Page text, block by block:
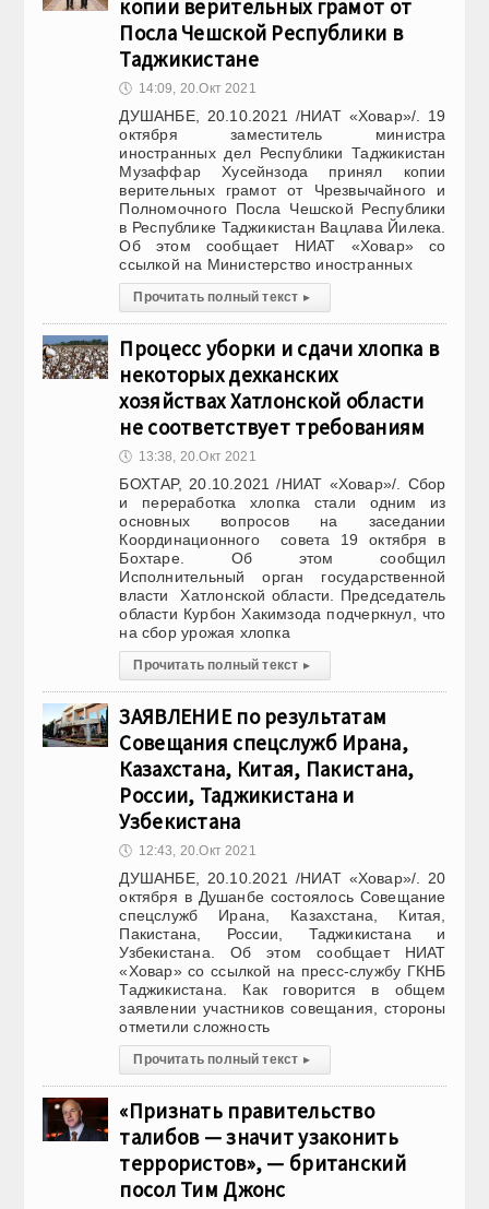
копии верительных грамот от
Посла Чешской Республики в
Таджикистане
🕔 14:09, 20.Окт 2021
ДУШАНБЕ, 20.10.2021 /НИАТ «Ховар»/. 19
октября заместитель министра
иностранных дел Республики Таджикистан
Музаффар Хусейнзода принял копии
верительных грамот от Чрезвычайного и
Полномочного Посла Чешской Республики
в Республике Таджикистан Вацлава Йилека.
Об этом сообщает НИАТ «Ховар» со
ссылкой на Министерство иностранных
Прочитать полный текст ▸
Процесс уборки и сдачи хлопка в
некоторых дехканских
хозяйствах Хатлонской области
не соответствует требованиям
🕔 13:38, 20.Окт 2021
БОХТАР, 20.10.2021 /НИАТ «Ховар»/. Сбор
и переработка хлопка стали одним из
основных вопросов на заседании
Координационного совета 19 октября в
Бохтаре. Об этом сообщил
Исполнительный орган государственной
власти Хатлонской области. Председатель
области Курбон Хакимзода подчеркнул, что
на сбор урожая хлопка
Прочитать полный текст ▸
ЗАЯВЛЕНИЕ по результатам
Совещания спецслужб Ирана,
Казахстана, Китая, Пакистана,
России, Таджикистана и
Узбекистана
🕔 12:43, 20.Окт 2021
ДУШАНБЕ, 20.10.2021 /НИАТ «Ховар»/. 20
октября в Душанбе состоялось Совещание
спецслужб Ирана, Казахстана, Китая,
Пакистана, России, Таджикистана и
Узбекистана. Об этом сообщает НИАТ
«Ховар» со ссылкой на пресс-службу ГКНБ
Таджикистана. Как говорится в общем
заявлении участников совещания, стороны
отметили сложность
Прочитать полный текст ▸
«Признать правительство
талибов — значит узаконить
террористов», — британский
посол Тим Джонс